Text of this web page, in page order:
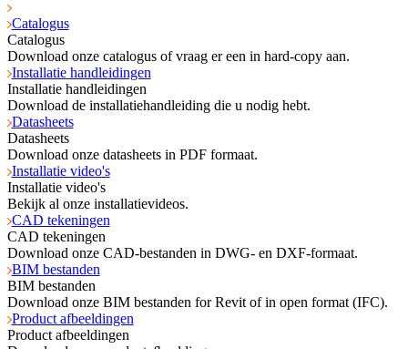
Catalogus
Catalogus
Download onze catalogus of vraag er een in hard-copy aan.
Installatie handleidingen
Installatie handleidingen
Download de installatiehandleiding die u nodig hebt.
Datasheets
Datasheets
Download onze datasheets in PDF formaat.
Installatie video's
Installatie video's
Bekijk al onze installatievideos.
CAD tekeningen
CAD tekeningen
Download onze CAD-bestanden in DWG- en DXF-formaat.
BIM bestanden
BIM bestanden
Download onze BIM bestanden for Revit of in open format (IFC).
Product afbeeldingen
Product afbeeldingen